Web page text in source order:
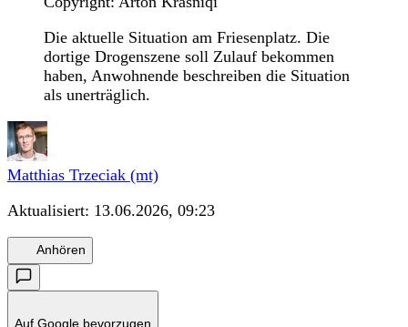
Die aktuelle Situation am Friesenplatz. Die
dortige Drogenszene soll Zulauf bekommen
haben, Anwohnende beschreiben die Situation
als unerträglich.
Matthias Trzeciak (mt)
Aktualisiert: 13.06.2026, 09:23
Anhören
Auf Google bevorzugen